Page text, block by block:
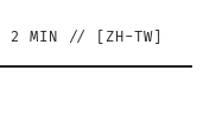
2 MIN // [ ZH-TW